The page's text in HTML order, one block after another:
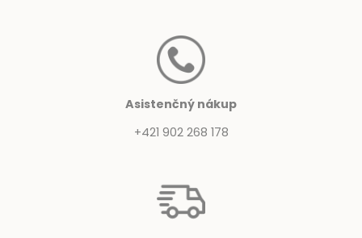
Asistenčný nákup
+421 902 268 178